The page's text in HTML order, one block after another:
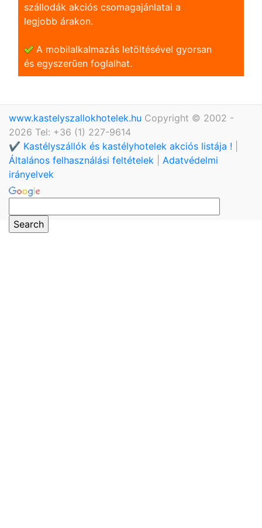
szállodák akciós csomagajánlatai a
legjobb árakon.
A mobilalkalmazás letöltésével gyorsan
és egyszerũen foglalhat.
www.kastelyszallokhotelek.hu Copyright © 2002 -
2026 Tel: +36 (1) 227-9614
✔️ Kastélyszállók és kastélyhotelek akciós listája !
Általános felhasználási feltételek
Adatvédelmi
irányelvek